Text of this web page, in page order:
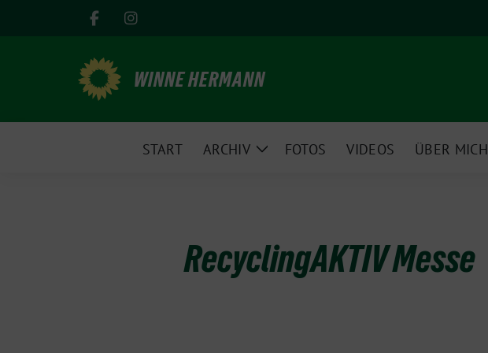
WINNE HERMANN
START ARCHIV
ZeigeFOTOS VIDEOS ÜBER MICH
RecyclingAKTIV Messe